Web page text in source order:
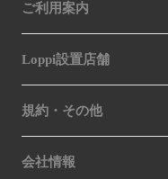
ご利用案内
Loppi設置店舗
規約・その他
会社情報